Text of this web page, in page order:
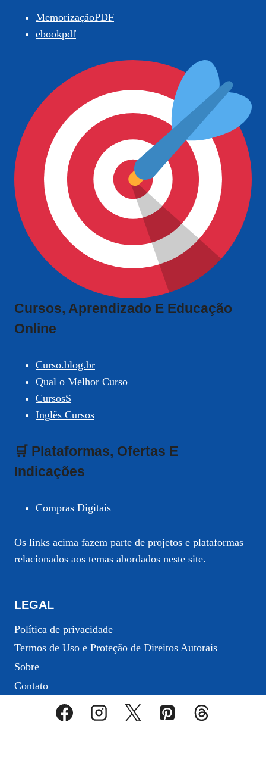
MemorizaçãoPDF
ebookpdf
Cursos, Aprendizado E Educação
Online
Curso.blog.br
Qual o Melhor Curso
CursosS
Inglês Cursos
🛒 Plataformas, Ofertas E
Indicações
Compras Digitais
Os links acima fazem parte de projetos e plataformas
relacionados aos temas abordados neste site.
LEGAL
Política de privacidade
Termos de Uso e Proteção de Direitos Autorais
Sobre
Contato